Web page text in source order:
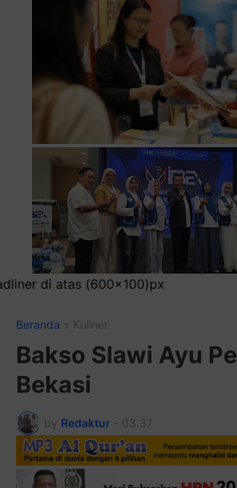
Beranda Kuliner
Bakso Slawi Ayu
Bekasi
by Redaktur - 03.37